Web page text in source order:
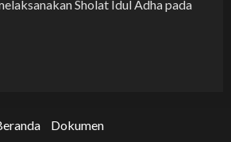
Sholat Idul Adha pada
Dokumen